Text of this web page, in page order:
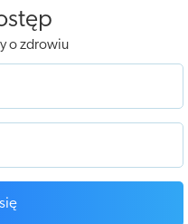
o zdrowiu